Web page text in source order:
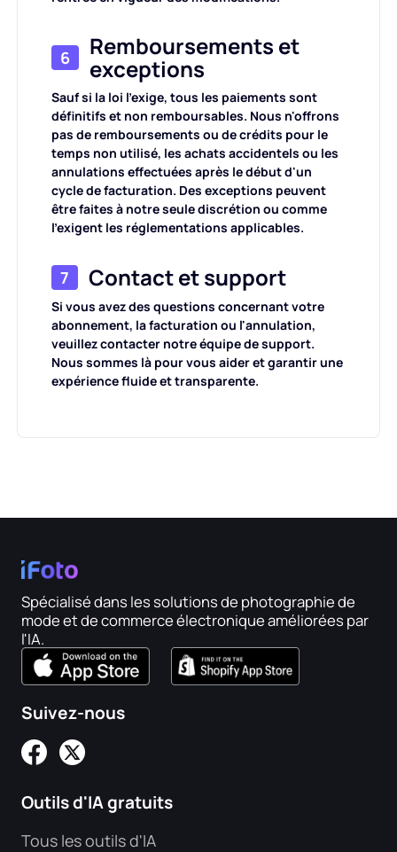
6 Remboursements et
exceptions
Sauf si la loi l'exige, tous les paiements sont
définitifs et non remboursables. Nous n'offrons
pas de remboursements ou de crédits pour le
temps non utilisé, les achats accidentels ou les
annulations effectuées après le début d'un
cycle de facturation. Des exceptions peuvent
être faites à notre seule discrétion ou comme
l'exigent les réglementations applicables.
7 Contact et support
Si vous avez des questions concernant votre
abonnement, la facturation ou l'annulation,
veuillez contacter notre équipe de support.
Nous sommes là pour vous aider et garantir une
expérience fluide et transparente.
Spécialisé dans les solutions de photographie de
mode et de commerce électronique améliorées par
l'IA.
Suivez-nous
Outils d'IA gratuits
Tous les outils d'IA